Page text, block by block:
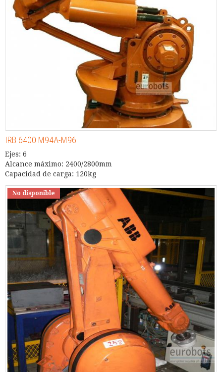
IRB 6400 M94A-M96
Ejes: 6
Alcance máximo: 2400/2800mm
Capacidad de carga: 120kg
No disponible